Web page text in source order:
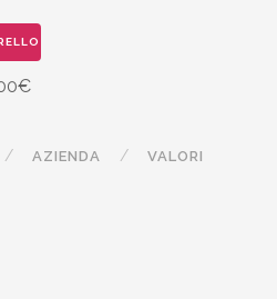
€
AZIENDA VALORI